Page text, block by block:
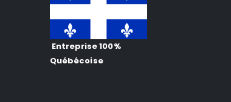
Entreprise 100%
Québécoise